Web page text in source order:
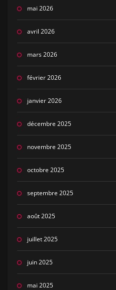
mai 2026
avril 2026
mars 2026
février 2026
janvier 2026
décembre 2025
novembre 2025
octobre 2025
septembre 2025
août 2025
juillet 2025
juin 2025
mai 2025